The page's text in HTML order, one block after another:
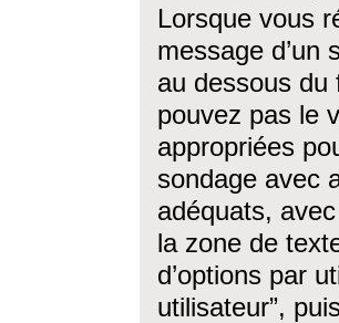
Lorsque vous
message d’un
au dessous du
pouvez pas le
appropriées
sondage avec
adéquats,
la zone de
d’options par
utilisateur”,